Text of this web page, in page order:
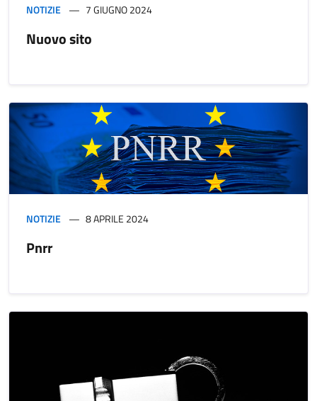
NOTIZIE 7 GIUGNO 2024
Nuovo sito
NOTIZIE 8 APRILE 2024
Pnrr